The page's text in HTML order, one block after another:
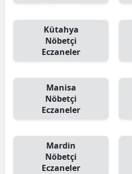
Kütahya
Nöbetçi
Eczaneler
Manisa
Nöbetçi
Eczaneler
Mardin
Nöbetçi
Eczaneler